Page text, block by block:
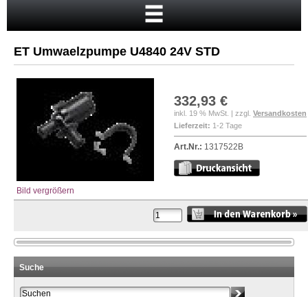
Kasse
Anmelden
ET Umwaelzpumpe U4840 24V STD
Bild vergrößern
332,93 €
inkl. 19 % MwSt. | zzgl. Versandkosten
Lieferzeit: 1-2 Tage
Art.Nr.: 1317522B
Suche